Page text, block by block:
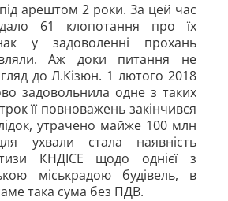
арештом 2 роки. За цей час
61 клопотання про їх
у задоволенні прохань
Аж доки питання не
до Л.Кізюн. 1 лютого 2018
задовольнила одне з таких
її повноважень закінчився
утрачено майже 100 млн
ухвали стала наявність
КНДІСЕ щодо однієї з
міськрадою будівель, в
така сума без ПДВ.